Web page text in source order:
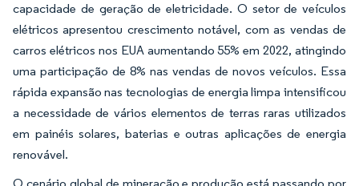
capacidade de geração de eletricidade. O setor de veículos
elétricos apresentou crescimento notável, com as vendas de
carros elétricos nos EUA aumentando 55% em 2022, atingindo
uma participação de 8% nas vendas de novos veículos. Essa
rápida expansão nas tecnologias de energia limpa intensificou
a necessidade de vários elementos de terras raras utilizados
em painéis solares, baterias e outras aplicações de energia
renovável.